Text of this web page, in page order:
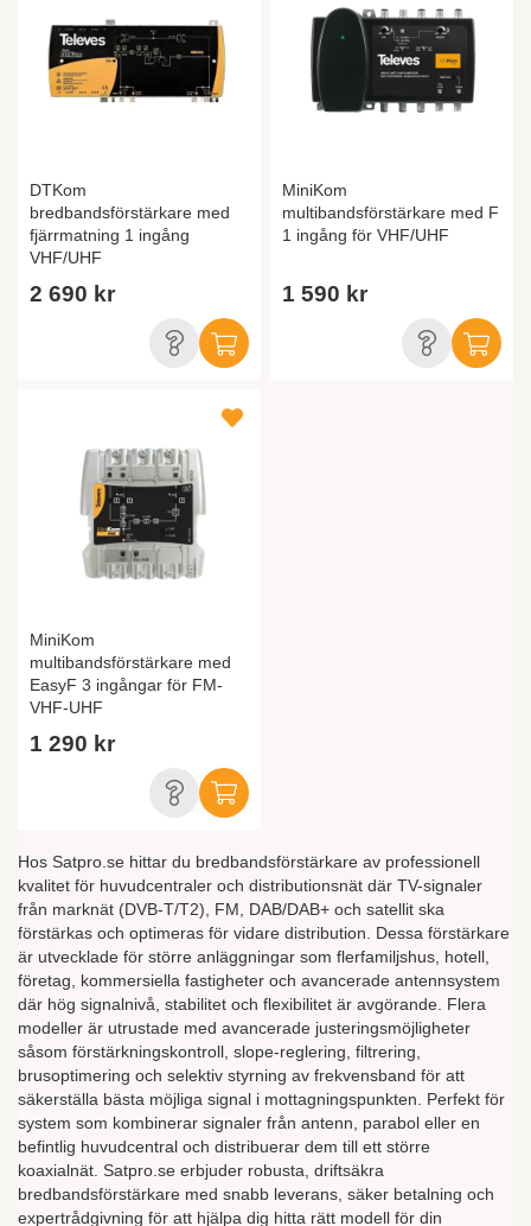
DTKom
bredbandsförstärkare med
fjärrmatning 1 ingång
VHF/UHF
2 690 kr
MiniKom
multibandsförstärkare med F
1 ingång för VHF/UHF
1 590 kr
MiniKom
multibandsförstärkare med
EasyF 3 ingångar för FM-
VHF-UHF
1 290 kr
Hos Satpro.se hittar du bredbandsförstärkare av professionell
kvalitet för huvudcentraler och distributionsnät där TV-signaler
från marknät (DVB-T/T2), FM, DAB/DAB+ och satellit ska
förstärkas och optimeras för vidare distribution. Dessa förstärkare
är utvecklade för större anläggningar som flerfamiljshus, hotell,
företag, kommersiella fastigheter och avancerade antennsystem
där hög signalnivå, stabilitet och flexibilitet är avgörande. Flera
modeller är utrustade med avancerade justeringsmöjligheter
såsom förstärkningskontroll, slope-reglering, filtrering,
brusoptimering och selektiv styrning av frekvensband för att
säkerställa bästa möjliga signal i mottagningspunkten. Perfekt för
system som kombinerar signaler från antenn, parabol eller en
befintlig huvudcentral och distribuerar dem till ett större
koaxialnät. Satpro.se erbjuder robusta, driftsäkra
bredbandsförstärkare med snabb leverans, säker betalning och
expertrådgivning för att hjälpa dig hitta rätt modell för din